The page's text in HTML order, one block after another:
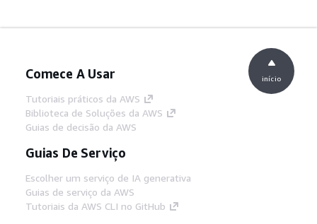
Comece A Usar
Tutoriais práticos da AWS
Biblioteca de Soluções da AWS
Guias de decisão da AWS
Guias De Serviço
Escolher um serviço de IA generativa
Guias de serviço da AWS
Tutoriais da AWS CLI no GitHub
início